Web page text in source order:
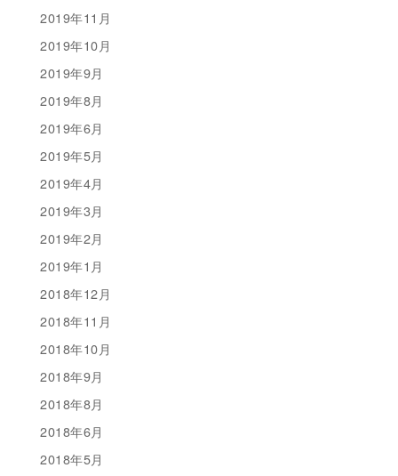
2019年11月
2019年10月
2019年9月
2019年8月
2019年6月
2019年5月
2019年4月
2019年3月
2019年2月
2019年1月
2018年12月
2018年11月
2018年10月
2018年9月
2018年8月
2018年6月
2018年5月